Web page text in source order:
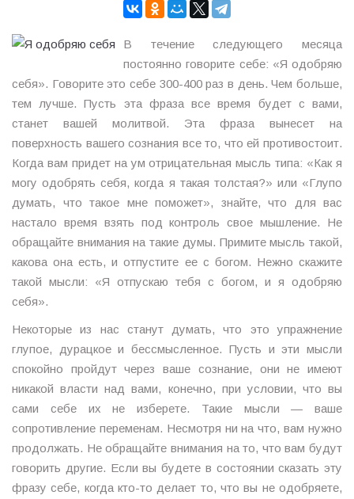
В течение следующего месяца
постоянно говорите себе: «Я одобряю
себя». Говорите это себе 300-400 раз в день. Чем больше,
тем лучше. Пусть эта фраза все время будет с вами,
станет вашей молитвой. Эта фраза вынесет на
поверхность вашего сознания все то, что ей противостоит.
Когда вам придет на ум отрицательная мысль типа: «Как я
могу одобрять себя, когда я такая толстая?» или «Глупо
думать, что такое мне поможет», знайте, что для вас
настало время взять под контроль свое мышление. Не
обращайте внимания на такие думы. Примите мысль такой,
какова она есть, и отпустите ее с богом. Нежно скажите
такой мысли: «Я отпускаю тебя с богом, и я одобряю
себя».
Некоторые из нас станут думать, что это упражнение
глупое, дурацкое и бессмысленное. Пусть и эти мысли
спокойно пройдут через ваше сознание, они не имеют
никакой власти над вами, конечно, при условии, что вы
сами себе их не изберете. Такие мысли — ваше
сопротивление переменам. Несмотря ни на что, вам нужно
продолжать. Не обращайте внимания на то, что вам будут
говорить другие. Если вы будете в состоянии сказать эту
фразу себе, когда кто-то делает то, что вы не одобряете,